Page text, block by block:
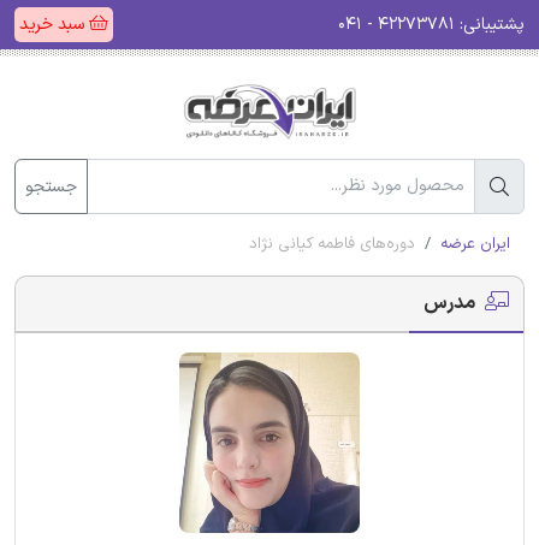
پشتیبانی: سبد خرید
جستجو
ایران عرضه دوره‌های فاطمه کیانی نژاد
مدرس